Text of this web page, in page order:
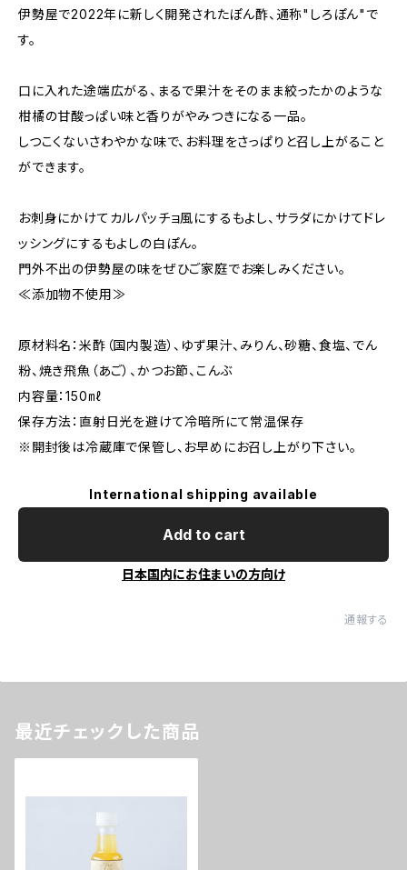
伊勢屋で2022年に新しく開発されたぽん酢、通称"しろぽん"で
す。
口に入れた途端広がる、まるで果汁をそのまま絞ったかのような
柑橘の甘酸っぱい味と香りがやみつきになる一品。
しつこくないさわやかな味で、お料理をさっぱりと召し上がること
ができます。
お刺身にかけてカルパッチョ風にするもよし、サラダにかけてドレ
ッシングにするもよしの白ぽん。
門外不出の伊勢屋の味をぜひご家庭でお楽しみください。
≪添加物不使用≫
原材料名：米酢（国内製造）、ゆず果汁、みりん、砂糖、食塩、でん
粉、焼き飛魚（あご）、かつお節、こんぶ
内容量：150㎖
保存方法：直射日光を避けて冷暗所にて常温保存
※開封後は冷蔵庫で保管し、お早めにお召し上がり下さい。
International shipping available
Add to cart
日本国内にお住まいの方向け
通報する
最近チェックした商品